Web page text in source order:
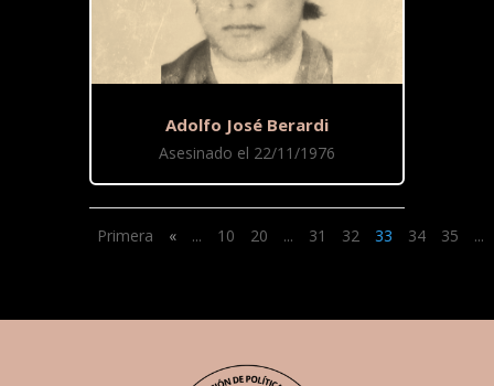
Adolfo José Berardi
Asesinado el 22/11/1976
Primera « ... 10 20 ... 31 32 33 34 35 ...